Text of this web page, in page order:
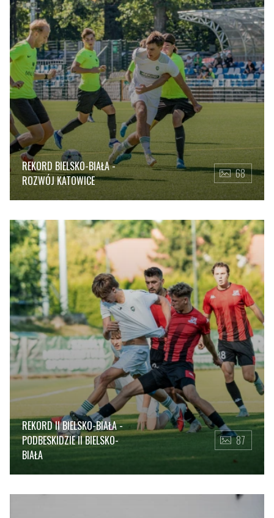
REKORD BIELSKO-BIAŁA -
ROZWÓJ KATOWICE
68
REKORD II BIELSKO-BIAŁA -
PODBESKIDZIE II BIELSKO-
BIAŁA
87